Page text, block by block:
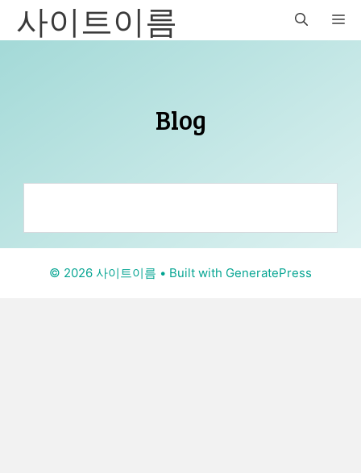
Skip사이트이름
Blog
© 2026 사이트이름 • Built with GeneratePress